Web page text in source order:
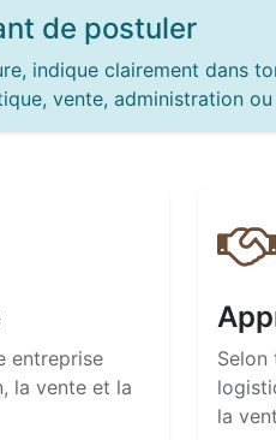
de postuler
indique clairement dans
vente, administration
entreprise
la vente et la
la